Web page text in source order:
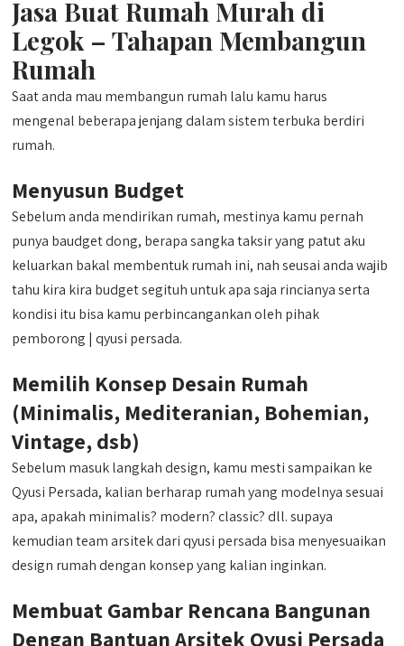
Jasa Buat Rumah Murah di
Legok – Tahapan Membangun
Rumah
Saat anda mau membangun rumah lalu kamu harus
mengenal beberapa jenjang dalam sistem terbuka berdiri
rumah.
Menyusun Budget
Sebelum anda mendirikan rumah, mestinya kamu pernah
punya baudget dong, berapa sangka taksir yang patut aku
keluarkan bakal membentuk rumah ini, nah seusai anda wajib
tahu kira kira budget segituh untuk apa saja rincianya serta
kondisi itu bisa kamu perbincangankan oleh pihak
pemborong | qyusi persada.
Memilih Konsep Desain Rumah
(Minimalis, Mediteranian, Bohemian,
Vintage, dsb)
Sebelum masuk langkah design, kamu mesti sampaikan ke
Qyusi Persada, kalian berharap rumah yang modelnya sesuai
apa, apakah minimalis? modern? classic? dll. supaya
kemudian team arsitek dari qyusi persada bisa menyesuaikan
design rumah dengan konsep yang kalian inginkan.
Membuat Gambar Rencana Bangunan
Dengan Bantuan Arsitek Qyusi Persada